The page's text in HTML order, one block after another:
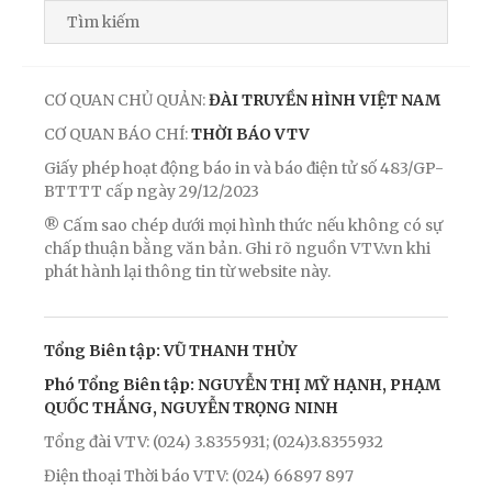
CƠ QUAN CHỦ QUẢN:ĐÀI TRUYỀN HÌNH VIỆT NAM
CƠ QUAN BÁO CHÍ:THỜI BÁO VTV
Giấy phép hoạt động báo in và báo điện tử số 483/GP-
BTTTT cấp ngày 29/12/2023
® Cấm sao chép dưới mọi hình thức nếu không có sự
chấp thuận bằng văn bản. Ghi rõ nguồn VTV.vn khi
phát hành lại thông tin từ website này.
Tổng Biên tập: VŨ THANH THỦY
Phó Tổng Biên tập: NGUYỄN THỊ MỸ HẠNH, PHẠM
QUỐC THẮNG, NGUYỄN TRỌNG NINH
Tổng đài VTV: (024) 3.8355931; (024)3.8355932
Điện thoại Thời báo VTV: (024) 66897 897